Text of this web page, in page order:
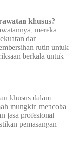
khusus?
mereka
dan
rutin untuk
berkala untuk
khusus dalam
mungkin mencoba
jasa profesional
pemasangan